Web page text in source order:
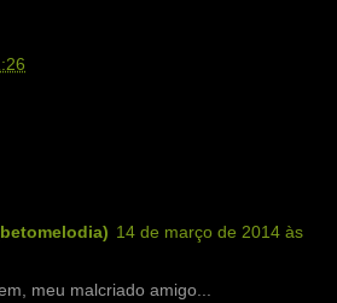
14 de março de 2014 às
meu malcriado amigo...